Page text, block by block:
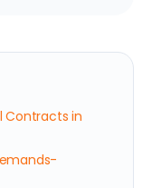
Contracts in